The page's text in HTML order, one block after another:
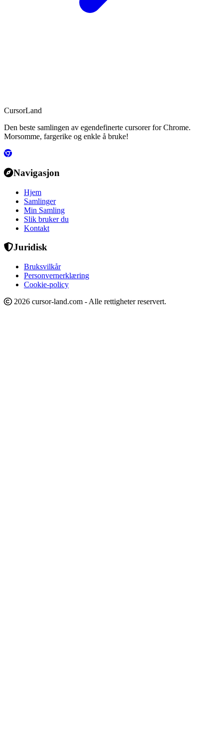
CursorLand
Den beste samlingen av egendefinerte cursorer for Chrome.
Morsomme, fargerike og enkle å bruke!
Navigasjon
Hjem
Samlinger
Min Samling
Slik bruker du
Kontakt
Juridisk
Bruksvilkår
Personvernerklæring
Cookie-policy
2026 cursor-land.com - Alle rettigheter reservert.